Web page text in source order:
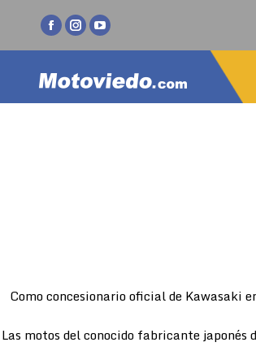
Facebook
page
opens
in
Instagram
page
opens
in
YouTube
page
opens
in
Como concesionario oficial de Kawasaki
Las motos del conocido fabricante